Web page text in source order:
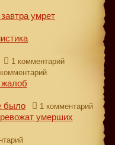
умрет
1 комментарий
было 1 комментарий
умерших